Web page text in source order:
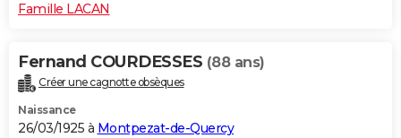
Famille LACAN
Fernand COURDESSES (88 ans)
Créer une cagnotte obsèques
Naissance
26/03/1925 à Montpezat-de-Quercy